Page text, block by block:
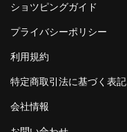
ショツピングガイド
プライバシーポリシー
利用規約
特定商取引法に基づく表記
会社情報